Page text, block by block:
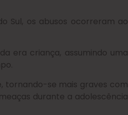
Sul, os abusos ocorreram ao
era criança, assumindo uma
tornando-se mais graves com
durante a adolescência